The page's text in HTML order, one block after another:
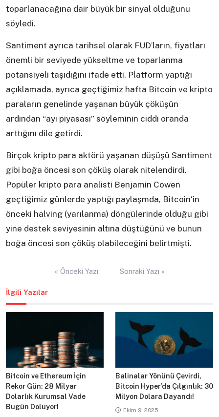
toparlanacağına dair büyük bir sinyal olduğunu
söyledi.
Santiment ayrıca tarihsel olarak FUD’ların, fiyatları
önemli bir seviyede yükseltme ve toparlanma
potansiyeli taşıdığını ifade etti. Platform yaptığı
açıklamada, ayrıca geçtiğimiz hafta Bitcoin ve kripto
paraların genelinde yaşanan büyük çöküşün
ardından “ayı piyasası” söyleminin ciddi oranda
arttığını dile getirdi.
Birçok kripto para aktörü yaşanan düşüşü Santiment
gibi boğa öncesi son çöküş olarak nitelendirdi.
Popüler kripto para analisti Benjamin Cowen
geçtiğimiz günlerde yaptığı paylaşmda, Bitcoin‘in
önceki halving (yarılanma) döngülerinde olduğu gibi
yine destek seviyesinin altına düştüğünü ve bunun
boğa öncesi son çöküş olabileceğini belirtmişti.
« Önceki Yazı Sonraki Yazı »
İlgili Yazılar
Bitcoin ve Ethereum İçin
Rekor Gün: 28 Milyar
Dolarlık Kurumsal Vade
Bugün Doluyor!
Balinalar Yönünü Çevirdi,
Bitcoin Hyper’da Çılgınlık: 30
Milyon Dolara Dayandı!
Ekim 9, 2025